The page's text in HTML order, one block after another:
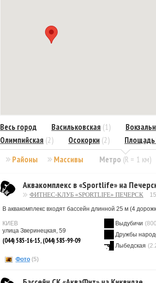
Районы Массивы Метро (R = 1 км)
Весь город Васильковская (1)
Олимпийская (2) Осокорки (2) Площадь
Аквакомплекс в «Sportlife» на
ФИТНЕС-КЛУБ «SPORTLIFE» ПЕЧЕРСК
В аквакомплекс входят бассейн длинной 25 м (4
КИЕВ
улица Зверинецкая, 59
(044) 585-16-15, (044) 585-99-09
Выдубичи
Дружбы
Лыбедская
Фото (5)